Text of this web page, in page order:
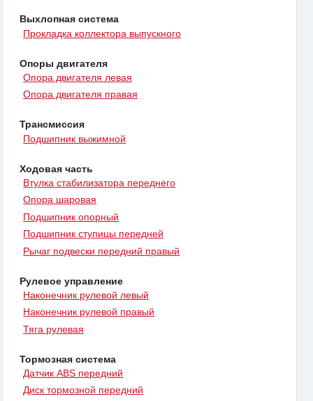
Выхлопная система
Прокладка коллектора выпускного
Опоры двигателя
Опора двигателя левая
Опора двигателя правая
Трансмиссия
Подшипник выжимной
Ходовая часть
Втулка стабилизатора переднего
Опора шаровая
Подшипник опорный
Подшипник ступицы передней
Рычаг подвески передний правый
Рулевое управление
Наконечник рулевой левый
Наконечник рулевой правый
Тяга рулевая
Тормозная система
Датчик ABS передний
Диск тормозной передний